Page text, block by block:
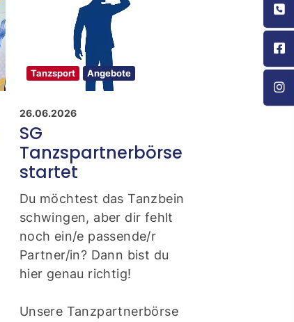
Tanzsport Angebote
26.06.2026
SG
Tanzspartnerbörse
startet
Du möchtest das Tanzbein
schwingen, aber dir fehlt
noch ein/e passende/r
Partner/in? Dann bist du
hier genau richtig!
Unsere Tanzpartnerbörse